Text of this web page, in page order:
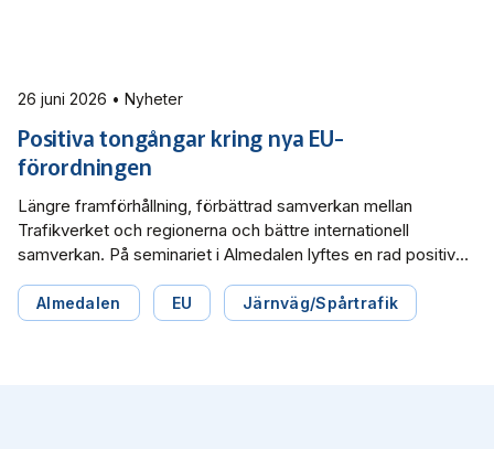
26 juni 2026 • Nyheter
Positiva tongångar kring nya EU-
förordningen
Längre framförhållning, förbättrad samverkan mellan
Trafikverket och regionerna och bättre internationell
samverkan. På seminariet i Almedalen lyftes en rad positiva
Almedalen EU Järnväg/Spårtrafik